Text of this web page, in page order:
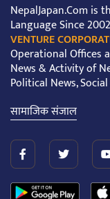
NepalJapan.Com is
Language Since
VENTURE
Operational Offices
News & Activity of
Political News,
सामाजिक संजाल